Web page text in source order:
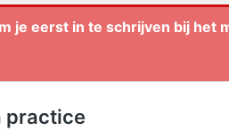
je eerst in te schrijven bij